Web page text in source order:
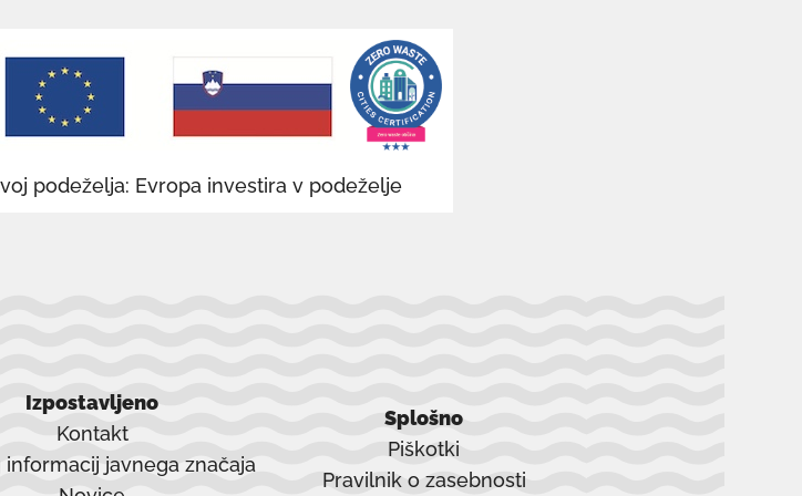
v
novem
oknu
v
novem
oknu
podeželja: Evropa investira v podeželje
Izpostavljeno
Kontakt
informacij javnega značaja
Splošno
Piškotki
Pravilnik o zasebnosti